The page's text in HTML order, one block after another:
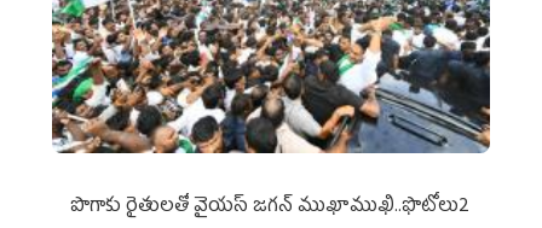
పొగాకు రైతుల‌తో వైయ‌స్ జ‌గ‌న్ ముఖాముఖి..ఫొటోలు2